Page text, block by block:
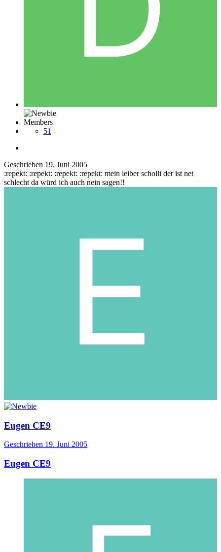
Members
51
Geschrieben 19. Juni 2005
:repekt: :repekt: :repekt: :repekt: mein leiber scholli der ist net
schlecht da würd ich auch nein sagen!!
Eugen CE9
Geschrieben 19. Juni 2005
Eugen CE9